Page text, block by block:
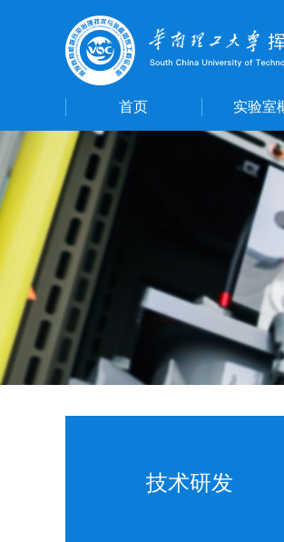
首页 实验室
技术研发